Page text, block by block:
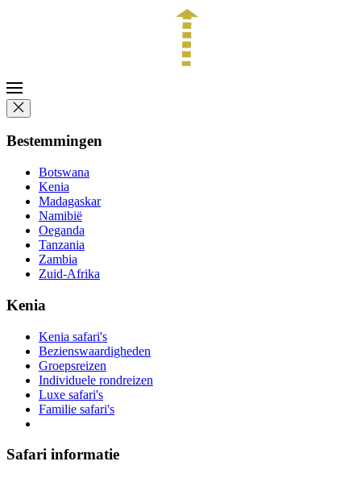
Bestemmingen
Botswana
Kenia
Madagaskar
Namibië
Oeganda
Tanzania
Zambia
Zuid-Afrika
Kenia
Kenia safari's
Bezienswaardigheden
Groepsreizen
Individuele rondreizen
Luxe safari's
Familie safari's
Safari informatie